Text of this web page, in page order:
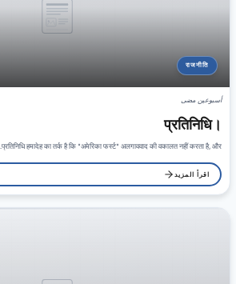
राजनीति
أسبوعين مضى
प्रतिनिधि।
प्रतिनिधि हमादेह का तर्क है कि "अमेरिका फर्स्ट" अलगाववाद की वकालत नहीं करता है, और…
اقرأ المزيد